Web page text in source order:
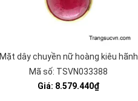
Mặt dây chuyền nữ hoàng kiêu hãnh
Mã số: TSVN033388
Giá: 8.579.440₫